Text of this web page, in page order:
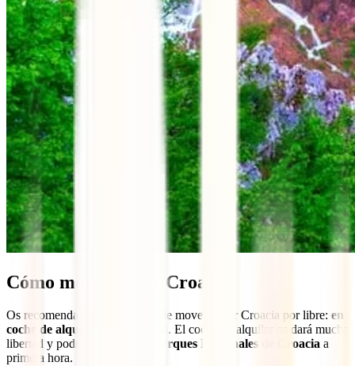
Cómo moverse por Croacia
Os recomendamos dos formas de moveros por Croacia por libre: en
coche de alquiler o en autobús . El coche de alquiler os dará mucha
libertad y podréis llegar a los
Parques Nacionales de Croacia a
primera hora.